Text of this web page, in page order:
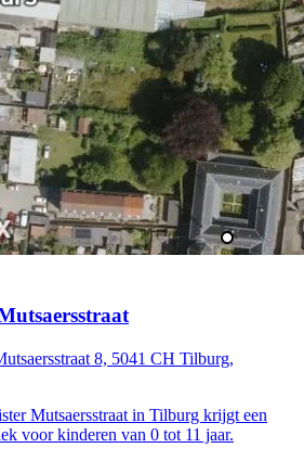
8, 5041 CH Tilburg,
Mutsaersstraat in Tilburg krijgt een
voor kinderen van 0 tot 11 jaar.